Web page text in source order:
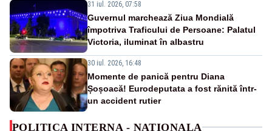
31 iul. 2026, 07:58
Guvernul marchează Ziua Mondială
împotriva Traficului de Persoane: Palatul
Victoria, iluminat în albastru
30 iul. 2026, 16:48
Momente de panică pentru Diana
Șoșoacă! Eurodeputata a fost rănită într-
un accident rutier
POLITICA INTERNA - NATIONALA